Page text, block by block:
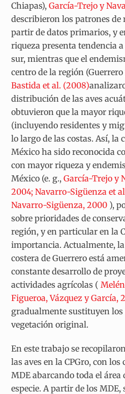
Chiapas),García-Trejo y
describieron los patrones de
partir de datos primarios, y
riqueza presenta tendencia
sur, mientras que el
centro de la región
Bastida et al. (2008)
distribución de las aves
obtuvieron que la mayor
(incluyendo residentes y
lo largo de las costas. Así, la
México ha sido reconocida
con mayor riqueza y
México (e. g.,García-Trejo y
2004; Navarro-Sigüenza et
Navarro-Sigüenza, 2000 ),
sobre prioridades de
región, y en particular en la
importancia. Actualmente,
costera de Guerrero está
constante desarrollo de
actividades agrícolas (
Figueroa, Vázquez y García,
gradualmente sustituyen los
vegetación original.
En este trabajo se
las aves en la CPGro, con los
MDE abarcando toda el
especie. A partir de los